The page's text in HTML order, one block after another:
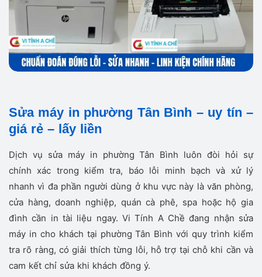
Sửa máy in phường Tân Bình – uy tín –
giá rẻ – lấy liền
Dịch vụ sửa máy in phường Tân Bình luôn đòi hỏi sự
chính xác trong kiểm tra, báo lỗi minh bạch và xử lý
nhanh vì đa phần người dùng ở khu vực này là văn phòng,
cửa hàng, doanh nghiệp, quán cà phê, spa hoặc hộ gia
đình cần in tài liệu ngay. Vi Tính A Chề đang nhận sửa
máy in cho khách tại phường Tân Bình với quy trình kiểm
tra rõ ràng, có giải thích từng lỗi, hỗ trợ tại chỗ khi cần và
cam kết chỉ sửa khi khách đồng ý.